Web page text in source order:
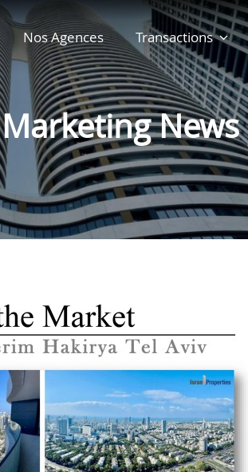
Nos Agences Transactions
Marketing